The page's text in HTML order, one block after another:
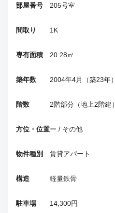
部屋番号 205号室
間取り 1K
専有面積 20.28㎡
築年数 2004年4月（築23年）
階数 2階部分（地上2階建）
方位・位置ー / その他
物件種別 賃貸アパート
構造 軽量鉄骨
駐車場 14,300円